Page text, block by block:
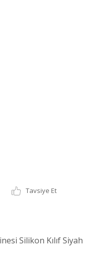
Tavsiye Et
Silikon Kılıf Siyah